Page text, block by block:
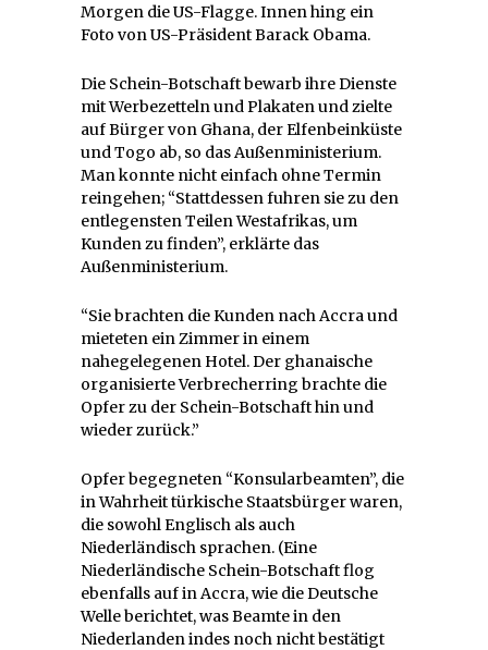
Morgen die US-Flagge. Innen hing ein
Foto von US-Präsident Barack Obama.
Die Schein-Botschaft bewarb ihre Dienste
mit Werbezetteln und Plakaten und zielte
auf Bürger von Ghana, der Elfenbeinküste
und Togo ab, so das Außenministerium.
Man konnte nicht einfach ohne Termin
reingehen; “Stattdessen fuhren sie zu den
entlegensten Teilen Westafrikas, um
Kunden zu finden”, erklärte das
Außenministerium.
“Sie brachten die Kunden nach Accra und
mieteten ein Zimmer in einem
nahegelegenen Hotel. Der ghanaische
organisierte Verbrecherring brachte die
Opfer zu der Schein-Botschaft hin und
wieder zurück.”
Opfer begegneten “Konsularbeamten”, die
in Wahrheit türkische Staatsbürger waren,
die sowohl Englisch als auch
Niederländisch sprachen. (Eine
Niederländische Schein-Botschaft flog
ebenfalls auf in Accra, wie die Deutsche
Welle berichtet, was Beamte in den
Niederlanden indes noch nicht bestätigt